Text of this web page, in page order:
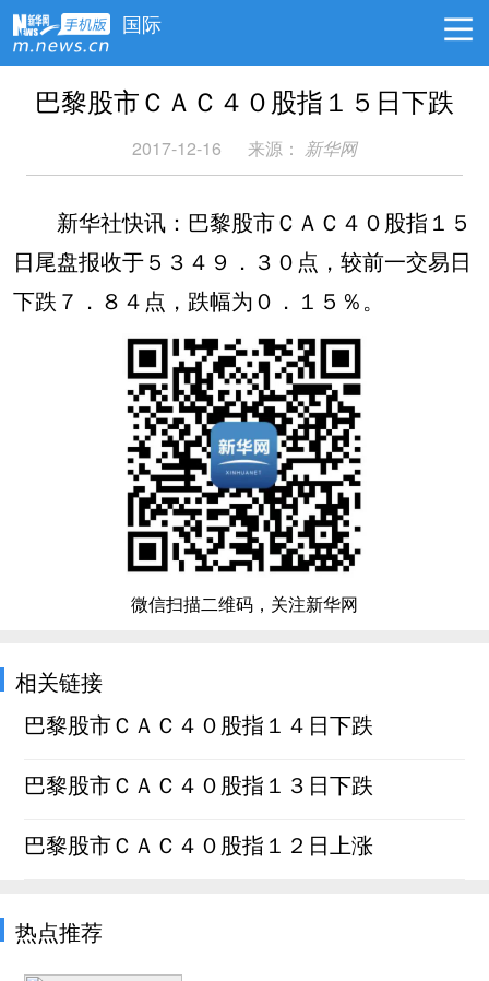
国际
巴黎股市ＣＡＣ４０股指１５日下跌
2017-12-16 来源： 新华网
新华社快讯：巴黎股市ＣＡＣ４０股指１５
日尾盘报收于５３４９．３０点，较前一交易日
下跌７．８４点，跌幅为０．１５％。
微信扫描二维码，关注新华网
相关链接
巴黎股市ＣＡＣ４０股指１４日下跌
巴黎股市ＣＡＣ４０股指１３日下跌
巴黎股市ＣＡＣ４０股指１２日上涨
热点推荐